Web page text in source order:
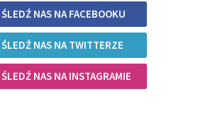
ŚLEDŹ NAS NA FACEBOOKU
ŚLEDŹ NAS NA TWITTERZE
ŚLEDŹ NAS NA INSTAGRAMIE